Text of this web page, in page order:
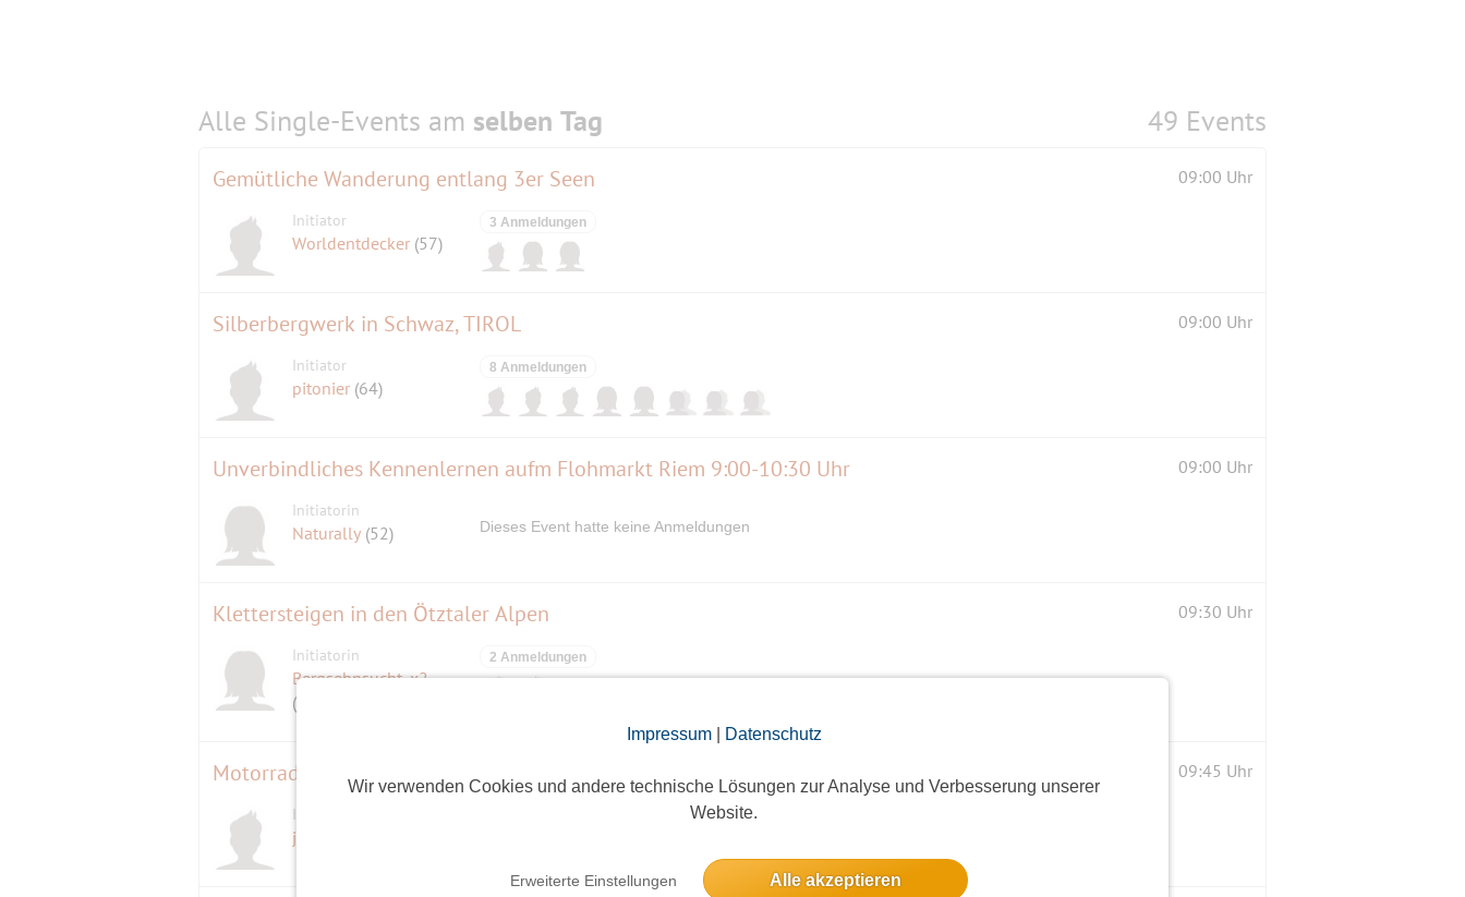
Impressum| Datenschutz
Wir verwenden Cookies und andere technische Lösungen zur Analyse und Verbesserung unserer
Website.
Erweiterte Einstellungen Alle akzeptieren
Alle Single-Events am selben Tag 49 Events
Gemütliche Wanderung entlang 3er Seen 09:00 Uhr
Initiator
Worldentdecker (57)
3 Anmeldungen
Silberbergwerk in Schwaz, TIROL 09:00 Uhr
Initiator
pitonier (64)
8 Anmeldungen
Unverbindliches Kennenlernen aufm Flohmarkt Riem 9:00-10:30 Uhr 09:00 Uhr
Initiatorin
Naturally (52) Dieses Event hatte keine Anmeldungen
Klettersteigen in den Ötztaler Alpen 09:30 Uhr
Initiatorin
Bergsehnsucht_x2
(55)
2 Anmeldungen
Motorrad-Tour ins Brucker Hinterland 09:45 Uhr
Initiator
jackdaniels